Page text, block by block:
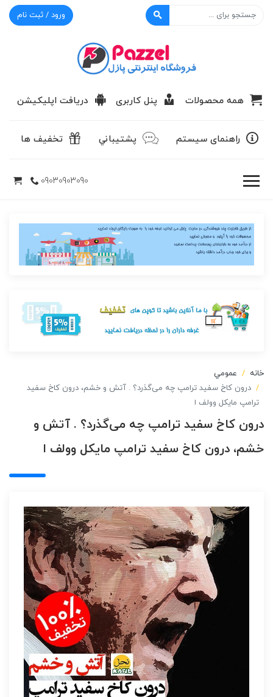
ورود / ثبت نام
همه محصولات پنل کاربری دریافت اپلیکیشن
راهنمای سیستم پشتيباني تخفیف ها
09030903090
خانه
عمومي
درون کاخ سفید ترامپ چه می‌گذرد؟ . آتش و خشم، درون کاخ سفید
ترامپ مایکل وولف ا
درون کاخ سفید ترامپ چه می‌گذرد؟ . آتش و
خشم، درون کاخ سفید ترامپ مایکل وولف ا